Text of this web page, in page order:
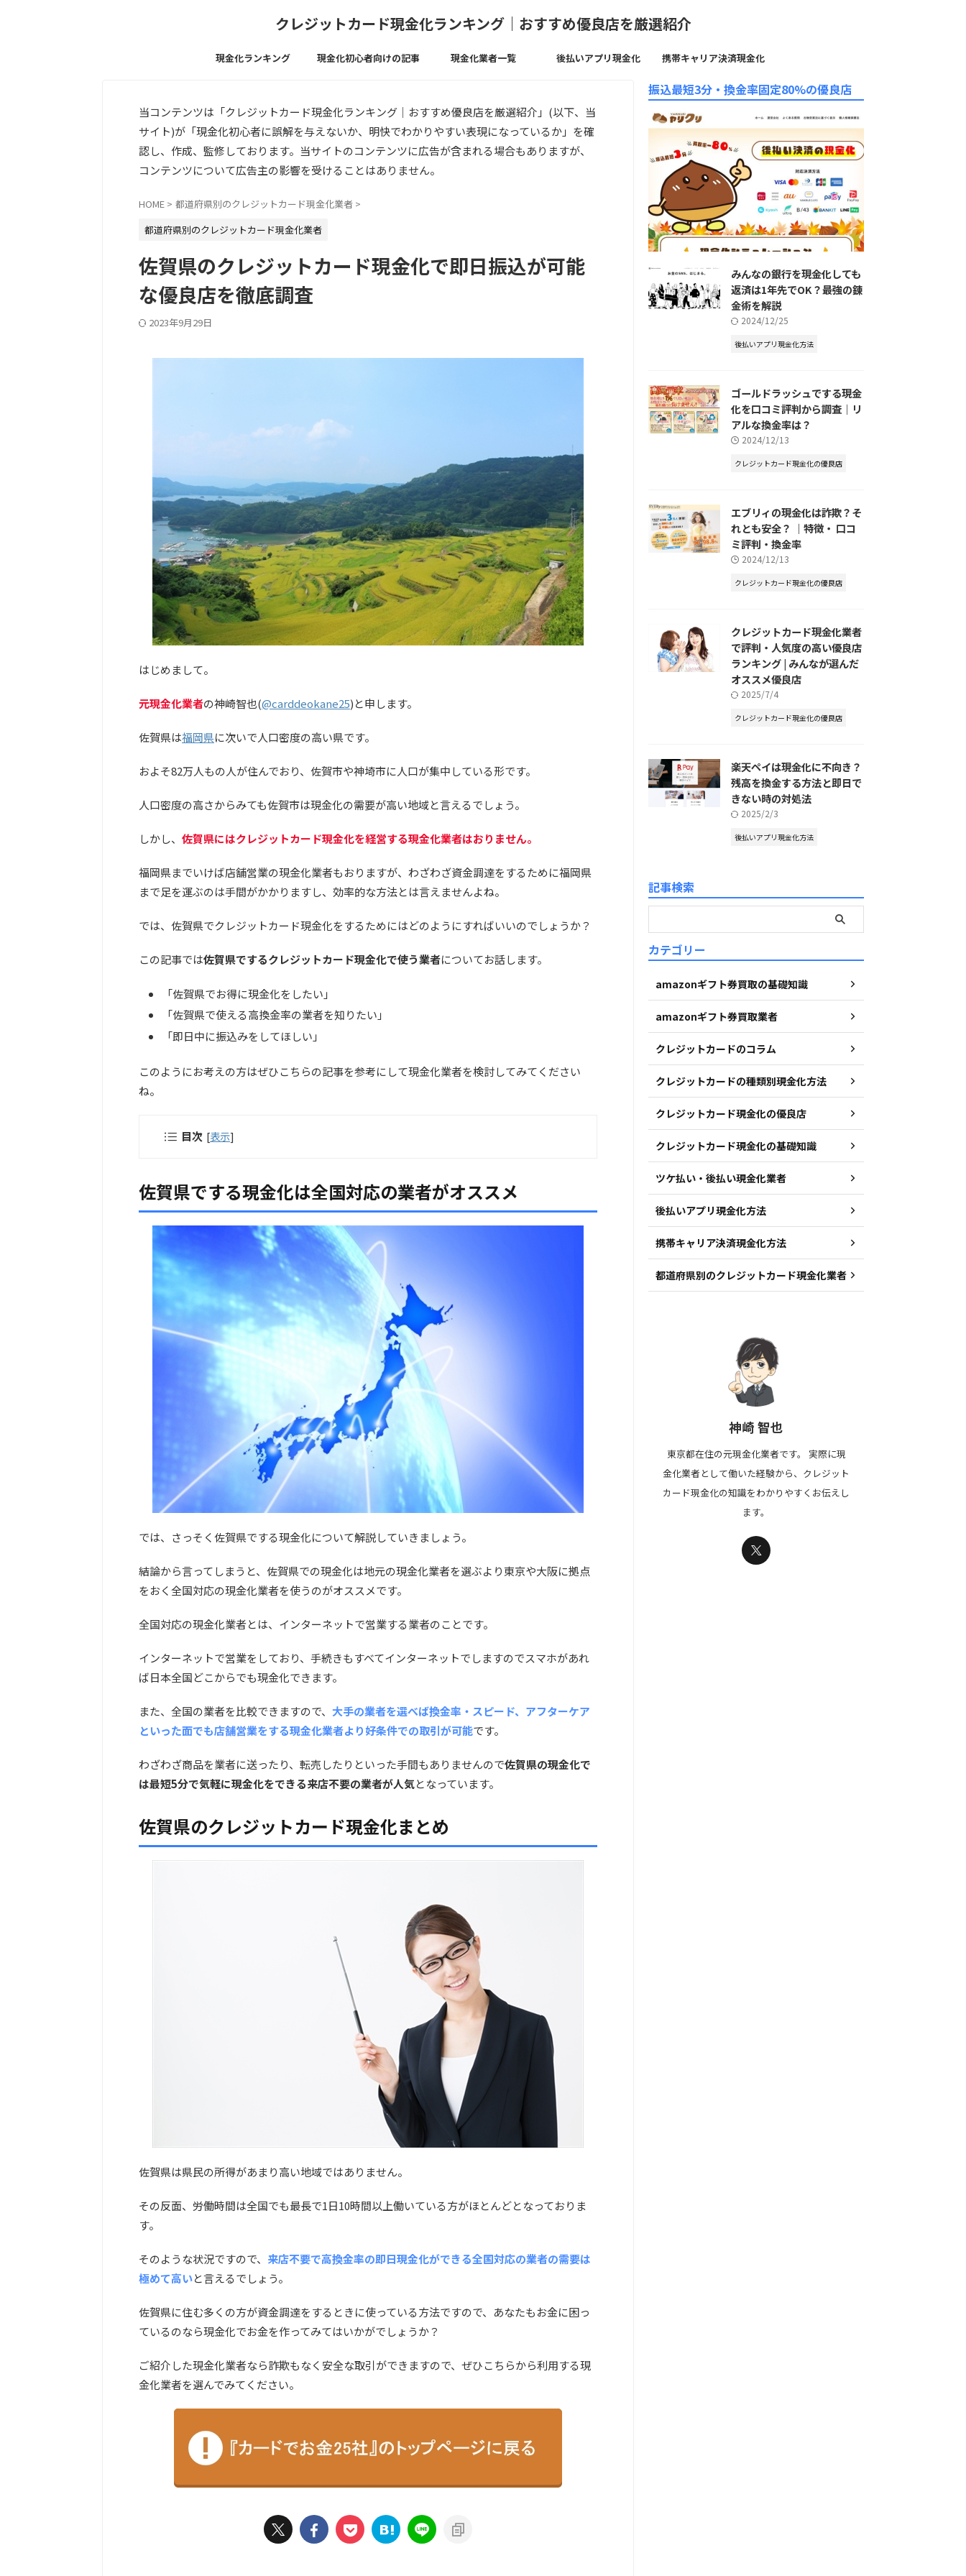
クレジットカード現金化ランキング｜おすすめ優良店を厳選紹介
現金化ランキング 現金化初心者向けの記事 現金化業者一覧 後払いアプリ現金化 携帯キャリア決済現金化
当コンテンツは「クレジットカード現金化ランキング｜おすすめ優良店を厳選紹介」(以下、当
サイト)が「現金化初心者に誤解を与えないか、明快でわかりやすい表現になっているか」を確
認し、作成、監修しております。当サイトのコンテンツに広告が含まれる場合もありますが、
コンテンツについて広告主の影響を受けることはありません。
HOME > 都道府県別のクレジットカード現金化業者 >
都道府県別のクレジットカード現金化業者
佐賀県のクレジットカード現金化で即日振込が可能
な優良店を徹底調査
2023年9月29日
はじめまして。
元現金化業者の神崎智也(@carddeokane25)と申します。
佐賀県は福岡県に次いで人口密度の高い県です。
およそ82万人もの人が住んでおり、佐賀市や神埼市に人口が集中している形です。
人口密度の高さからみても佐賀市は現金化の需要が高い地域と言えるでしょう。
しかし、 佐賀県にはクレジットカード現金化を経営する現金化業者はおりません。
福岡県までいけば店舗営業の現金化業者もおりますが、わざわざ資金調達をするために福岡県
まで足を運ぶのは手間がかかりますし、効率的な方法とは言えませんよね。
では、佐賀県でクレジットカード現金化をするためにはどのようにすればいいのでしょうか？
この記事では佐賀県でするクレジットカード現金化で使う業者についてお話します。
「佐賀県でお得に現金化をしたい」
「佐賀県で使える高換金率の業者を知りたい」
「即日中に振込みをしてほしい」
このようにお考えの方はぜひこちらの記事を参考にして現金化業者を検討してみてください
ね。
目次 [表示]
佐賀県でする現金化は全国対応の業者がオススメ
では、さっそく佐賀県でする現金化について解説していきましょう。
結論から言ってしまうと、佐賀県での現金化は地元の現金化業者を選ぶより東京や大阪に拠点
をおく全国対応の現金化業者を使うのがオススメです。
全国対応の現金化業者とは、インターネットで営業する業者のことです。
インターネットで営業をしており、手続きもすべてインターネットでしますのでスマホがあれ
ば日本全国どこからでも現金化できます。
また、全国の業者を比較できますので、 大手の業者を選べば換金率・スピード、アフターケア
といった面でも店舗営業をする現金化業者より好条件での取引が可能です。
わざわざ商品を業者に送ったり、転売したりといった手間もありませんので佐賀県の現金化で
は最短5分で気軽に現金化をできる来店不要の業者が人気となっています。
佐賀県のクレジットカード現金化まとめ
佐賀県は県民の所得があまり高い地域ではありません。
その反面、労働時間は全国でも最長で1日10時間以上働いている方がほとんどとなっておりま
す。
そのような状況ですので、 来店不要で高換金率の即日現金化ができる全国対応の業者の需要は
極めて高いと言えるでしょう。
佐賀県に住む多くの方が資金調達をするときに使っている方法ですので、あなたもお金に困っ
ているのなら現金化でお金を作ってみてはいかがでしょうか？
ご紹介した現金化業者なら詐欺もなく安全な取引ができますので、ぜひこちらから利用する現
金化業者を選んでみてください。
振込最短3分・換金率固定80%の優良店
みんなの銀行を現金化しても
返済は1年先でOK？最強の錬
金術を解説
2024/12/25
後払いアプリ現金化方法
ゴールドラッシュでする現金
化を口コミ評判から調査｜リ
アルな換金率は？
2024/12/13
クレジットカード現金化の優良店
エブリィの現金化は詐欺？そ
れとも安全？ ｜特徴・ 口コ
ミ評判・換金率
2024/12/13
クレジットカード現金化の優良店
クレジットカード現金化業者
で評判・人気度の高い優良店
ランキング | みんなが選んだ
オススメ優良店
2025/7/4
クレジットカード現金化の優良店
楽天ペイは現金化に不向き？
残高を換金する方法と即日で
きない時の対処法
2025/2/3
後払いアプリ現金化方法
記事検索
カテゴリー
amazonギフト券買取の基礎知識
amazonギフト券買取業者
クレジットカードのコラム
クレジットカードの種類別現金化方法
クレジットカード現金化の優良店
クレジットカード現金化の基礎知識
ツケ払い・後払い現金化業者
後払いアプリ現金化方法
携帯キャリア決済現金化方法
都道府県別のクレジットカード現金化業者
神崎 智也
東京都在住の元現金化業者です。 実際に現
金化業者として働いた経験から、クレジット
カード現金化の知識をわかりやすくお伝えし
ます。